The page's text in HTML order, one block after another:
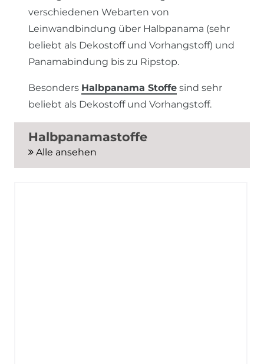
verschiedenen Webarten von
Leinwandbindung über Halbpanama (sehr
beliebt als Dekostoff und Vorhangstoff) und
Panamabindung bis zu Ripstop.
Besonders Halbpanama Stoffe sind sehr
beliebt als Dekostoff und Vorhangstoff.
Halbpanamastoffe
Alle ansehen